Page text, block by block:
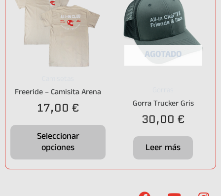
Freeride – Camisita Arena
17,00 €
Seleccionar
opciones
AGOTADO
Gorra Trucker Gris
30,00 €
Leer más